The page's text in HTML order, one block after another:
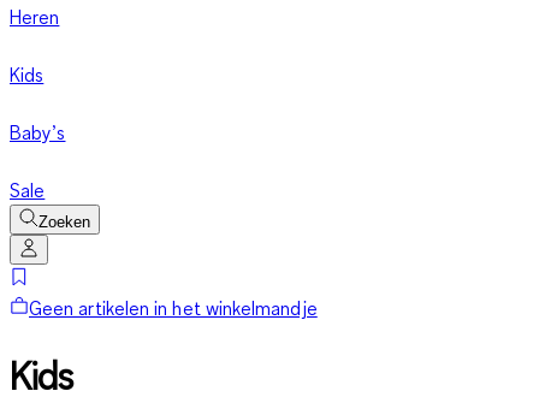
Heren
Kids
Baby’s
Sale
Zoeken
Geen artikelen in het winkelmandje
Kids